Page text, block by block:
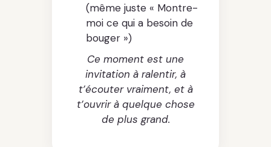
(même juste « Montre-
moi ce qui a besoin de
bouger »)
Ce moment est une
invitation à ralentir, à
t’écouter vraiment, et à
t’ouvrir à quelque chose
de plus grand.